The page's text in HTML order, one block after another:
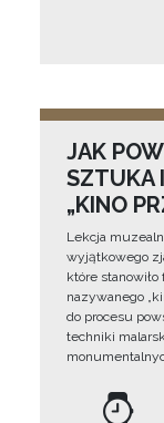
JAK
SZTUKA
„KINO
Lekcja
wyjątkowego
które
nazywanego
do procesu
techniki